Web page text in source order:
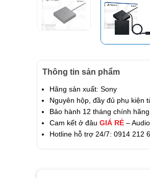
Thông tin sản phẩm
Hãng sản xuất: Sony
Nguyên hộp, đầy đủ phụ kiện
Bảo hành 12 tháng chính hãng
Cam kết ở đâu GIÁ RẺ –
Hotline hỗ trợ 24/7: 0914 212